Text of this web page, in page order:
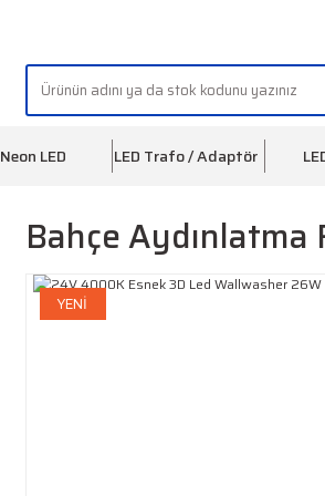
Neon LED LED Trafo / Adaptör
Bahçe Aydınlatma
YENİ